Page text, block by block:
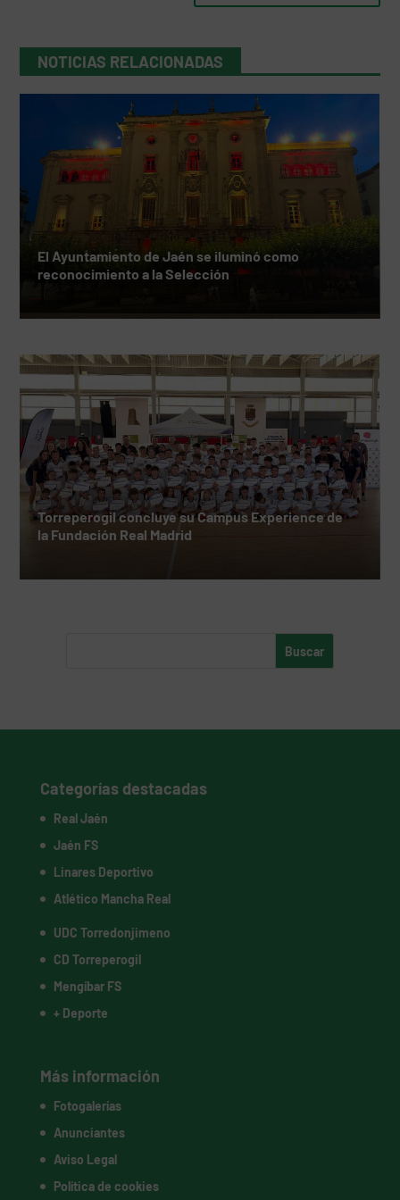
NOTICIAS RELACIONADAS
El Ayuntamiento de Jaén se iluminó como
reconocimiento a la Selección
Torreperogil concluye su Campus Experience de
la Fundación Real Madrid
Categorías destacadas
Real Jaén
Jaén FS
Linares Deportivo
Atlético Mancha Real
UDC Torredonjimeno
CD Torreperogil
Mengíbar FS
+ Deporte
Más información
Fotogalerías
Anunciantes
Aviso Legal
Política de cookies